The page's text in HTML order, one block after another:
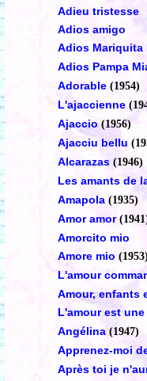
Adieu tristesse
Adios amigo
Adios Mariquita
Adios Pampa
Adorable (1954)
L'ajaccienne
Ajaccio (1956)
Ajacciu bellu
Alcarazas (1946)
Les amants de
Amapola (1935)
Amor amor
Amorcito mio
Amore mio (1953)
L'amour
Amour, enfants
L'amour est
Angélina (1947)
Apprenez-moi
Après toi je